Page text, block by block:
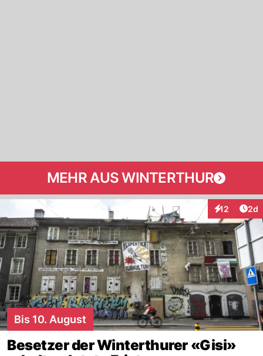
MEHR AUS WINTERTHUR
12
Interaktionen
2d
Bis 10. August
Besetzer der Winterthurer «Gisi»